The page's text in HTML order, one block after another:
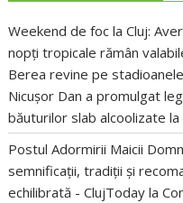
Weekend de foc la Cluj:
nopți tropicale rămân
Berea revine pe
Nicușor Dan a promulgat
băuturilor slab alcoolizate la
Postul Adormirii Maicii
semnificații, tradiții și
echilibrată - ClujToday la